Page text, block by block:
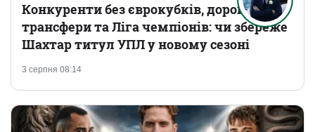
3 серпня 08:14
Конкуренти без єврокубків, дорогі
трансфери та Ліга чемпіонів: чи збереже
Шахтар титул УПЛ у новому сезоні